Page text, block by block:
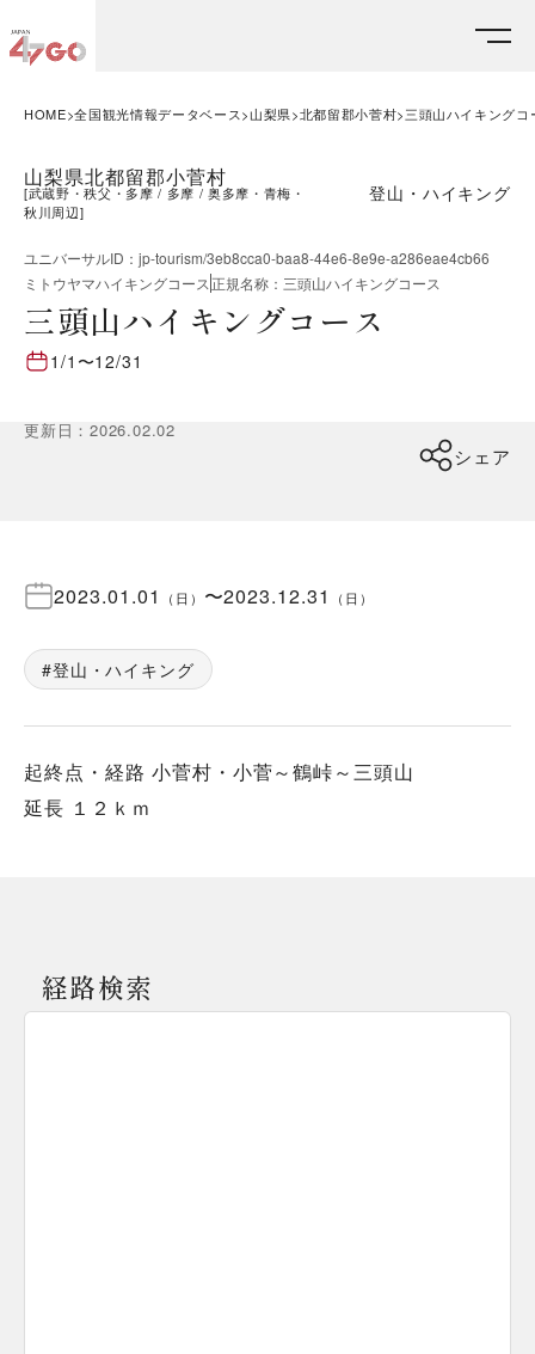
HOME 全国観光情報データベース 山梨県 北都留郡小菅村 三頭山ハイキングコ
山梨県北都留郡小菅村
[武蔵野・秩父・多摩 多摩
奥多摩・青梅・
秋川周辺]
登山・ハイキング
ユニバーサルID ： jp-tourism/3eb8cca0-baa8-44e6-8e9e-a286eae4cb66
ミトウヤマハイキングコース正規名称 ： 三頭山ハイキングコース
三頭山ハイキングコース
1/1 〜12/31
更新日 ：2026.02.02
シェア
2023.01.01 （ 日 ） 〜2023.12.31 （ 日 ）
登山・ハイキング
起終点・経路 小菅村・小菅～鶴峠～三頭山
延長 １２ｋｍ
経路検索